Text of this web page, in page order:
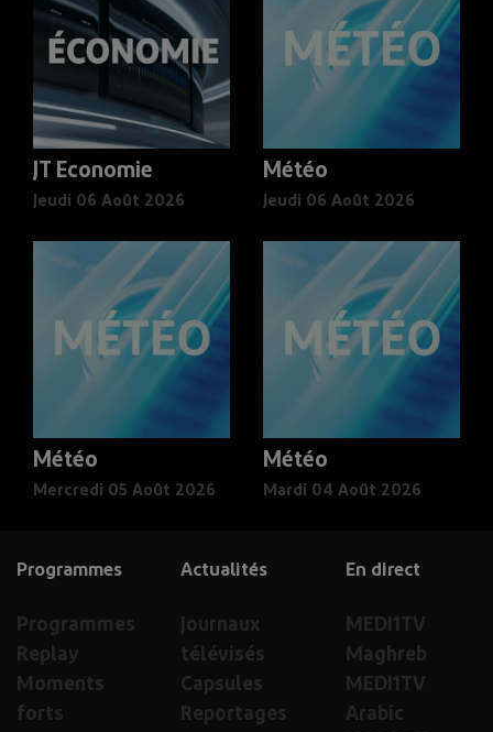
JT Economie
Jeudi 06 Août 2026
Météo
Jeudi 06 Août 2026
Météo
Mercredi 05 Août 2026
Météo
Mardi 04 Août 2026
En direct
MEDI1TV
Maghreb
MEDI1TV
Arabic
Actualités
Journaux
télévisés
Capsules
Reportages
Programmes
Programmes
Replay
Moments
forts